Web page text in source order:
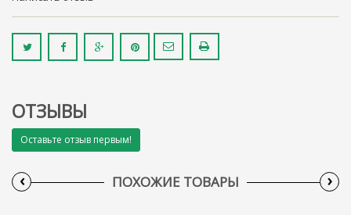
ОТЗЫВЫ
Оставьте отзыв первым!
ПОХОЖИЕ ТОВАРЫ
‹ ›